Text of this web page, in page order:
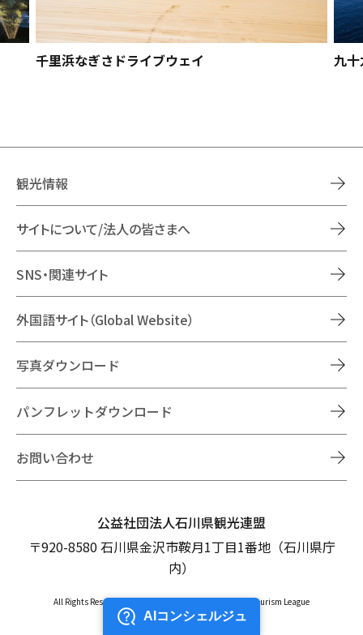
千里浜なぎさドライブウェイ 九
観光情報
サイトについて/法人の皆さまへ
SNS・関連サイト
外国語サイト（Global Website）
写真ダウンロード
パンフレットダウンロード
お問い合わせ
公益社団法人石川県観光連盟
〒920-8580 石川県金沢市鞍月1丁目1番地（石川県庁
内）
All Rights Reserved Copyright © Ishikawa Prefectural Tourism League